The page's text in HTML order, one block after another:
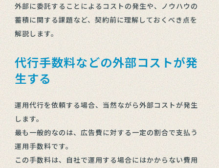
外部に委託することによるコストの発生や、ノウハウの
蓄積に関する課題など、契約前に理解しておくべき点を
解説します。
代行手数料などの外部コストが発
生する
運用代行を依頼する場合、当然ながら外部コストが発生
します。
最も一般的なのは、広告費に対する一定の割合で支払う
運用手数料です。
この手数料は、自社で運用する場合にはかからない費用